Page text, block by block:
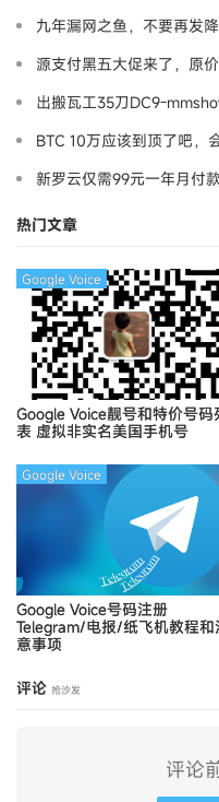
九年漏网之鱼，不要再发
源支付黑五大促来了，原
出搬瓦工35刀DC9-
BTC 10万应该到顶了吧
新罗云仅需99元一年月付
热门文章
Google Voice靓号和特价号码
表 虚拟非实名美国手机号
Google Voice
Google Voice号码注册
Telegram/电报/纸飞机教程和
意事项
Google Voice
评论 抢沙发
评论